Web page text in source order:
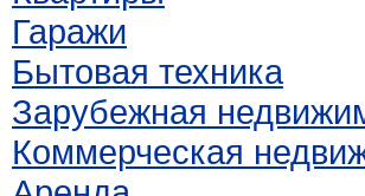
Гаражи
Бытовая техника
Зарубежная
Коммерческая